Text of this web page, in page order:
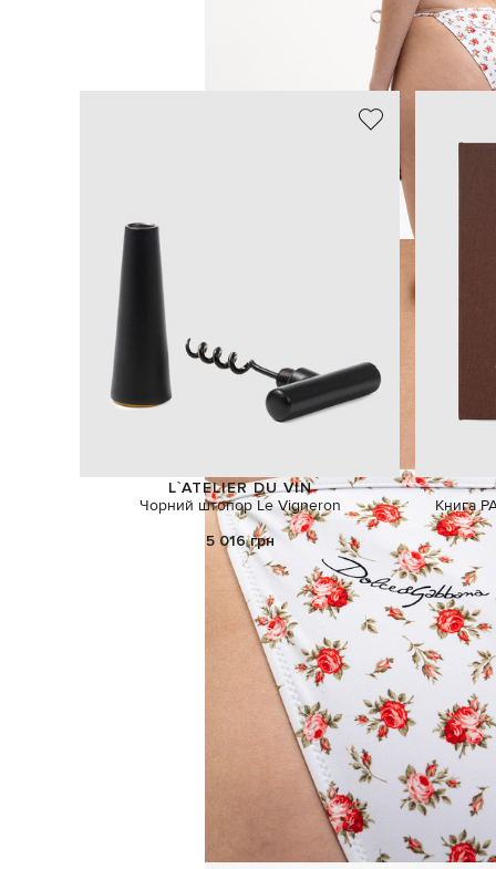
L`ATELIER DU VIN
Чорний штопор Le Vigneron
5 016 грн
Книга